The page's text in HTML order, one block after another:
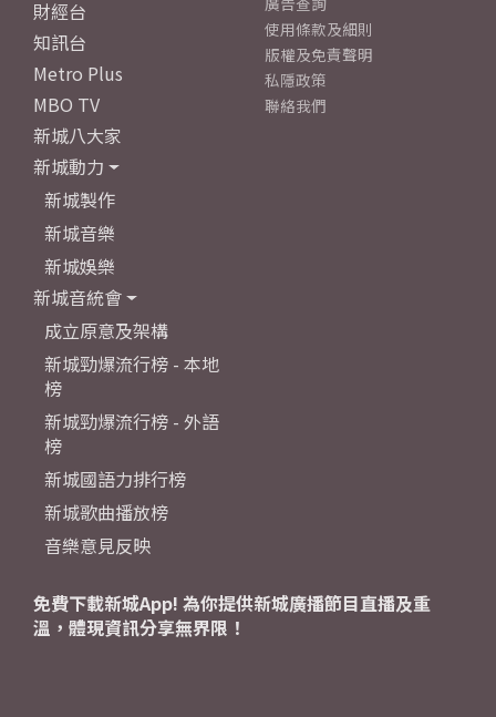
財經台
知訊台
Metro Plus
MBO TV
新城八大家
新城動力
新城製作
新城音樂
新城娛樂
新城音統會
成立原意及架構
新城勁爆流行榜 - 本地
榜
新城勁爆流行榜 - 外語
榜
新城國語力排行榜
新城歌曲播放榜
音樂意見反映
使用條款及細則
版權及免責聲明
私隱政策
聯絡我們
免費下載新城App! 為你提供新城廣播節目直播及重
溫，體現資訊分享無界限！